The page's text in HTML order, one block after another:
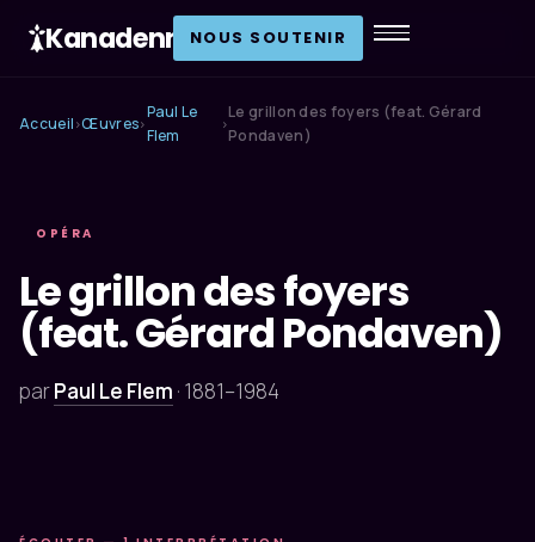
Kanadenn NOUS SOUTENIR
Accueil ›Œuvres›
Paul Le
Flem
›
Le grillon des foyers (feat. Gérard
Pondaven)
OPÉRA
Le grillon des foyers
(feat. Gérard Pondaven)
parPaul Le Flem · 1881–1984